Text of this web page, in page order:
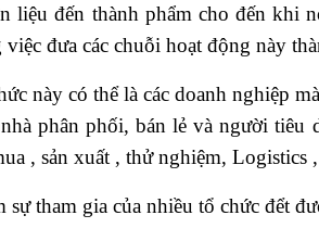
liệu đến thành phẩm cho đến khi
việc đưa các chuỗi hoạt động này
này có thể là các doanh nghiệp
phân phối, bán lẻ và người
, sản xuất , thử nghiệm,
sự tham gia của nhiều tổ chức đểt